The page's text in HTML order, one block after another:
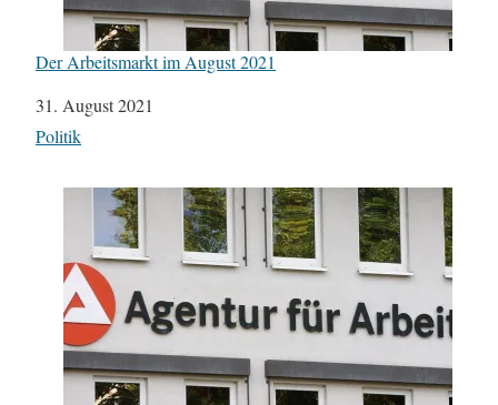
Der Arbeitsmarkt im August 2021
Datum
31. August 2021
In Bezug auf
Politik